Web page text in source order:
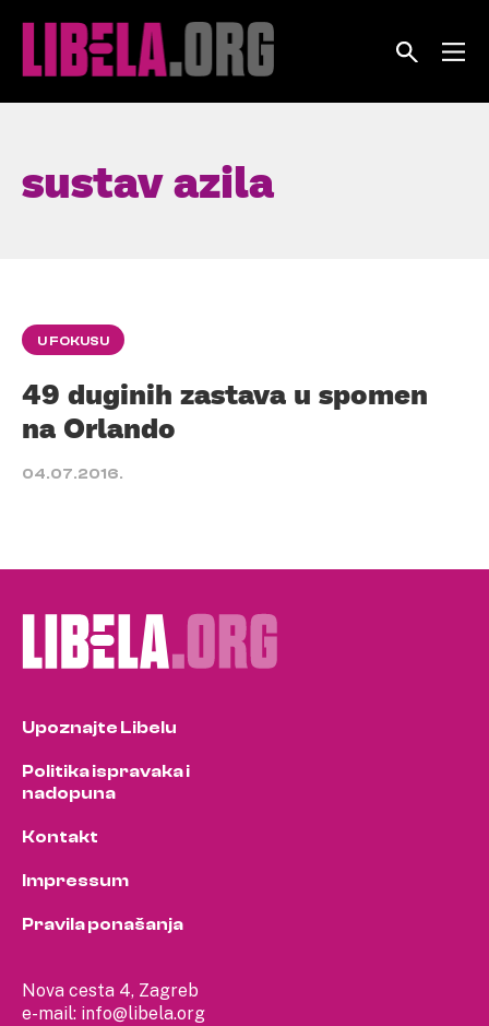
sustav azila
U FOKUSU
49 duginih zastava u spomen
na Orlando
04.07.2016.
Nova cesta 4, Zagreb
e-mail: info@libela.org
Upoznajte Libelu
Politika ispravaka i
nadopuna
Kontakt
Impressum
Pravila ponašanja